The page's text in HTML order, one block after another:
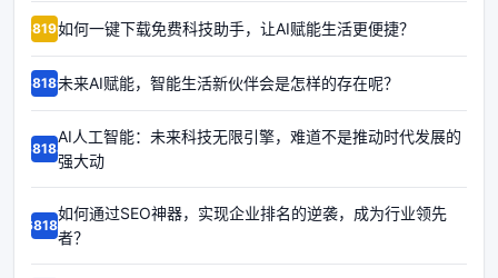
68190如何一键下载免费科技助手，让AI赋能生活更便捷？
68189未来AI赋能，智能生活新伙伴会是怎样的存在呢？
68188
AI人工智能：未来科技无限引擎，难道不是推动时代发展的
强大动
68187
如何通过SEO神器，实现企业排名的逆袭，成为行业领先
者？